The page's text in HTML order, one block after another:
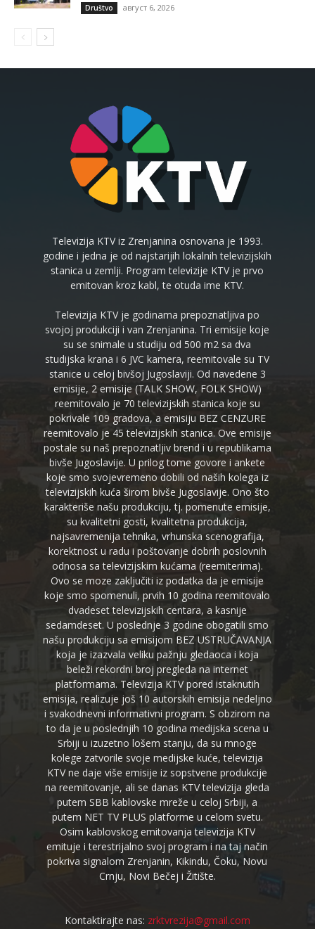
Društvo август 6, 2026
Televizija KTV iz Zrenjanina osnovana je 1993.
godine i jedna je od najstarijih lokalnih televizijskih
stanica u zemlji. Program televizije KTV je prvo
emitovan kroz kabl, te otuda ime KTV.
Televizija KTV je godinama prepoznatljiva po
svojoj produkciji i van Zrenjanina. Tri emisije koje
su se snimale u studiju od 500 m2 sa dva
studijska krana i 6 JVC kamera, reemitovale su TV
stanice u celoj bivšoj Jugoslaviji. Od navedene 3
emisije, 2 emisije (TALK SHOW, FOLK SHOW)
reemitovalo je 70 televizijskih stanica koje su
pokrivale 109 gradova, a emisiju BEZ CENZURE
reemitovalo je 45 televizijskih stanica. Ove emisije
postale su naš prepoznatljiv brend i u republikama
bivše Jugoslavije. U prilog tome govore i ankete
koje smo svojevremeno dobili od naših kolega iz
televizijskih kuća širom bivše Jugoslavije. Ono što
karakteriše našu produkciju, tj. pomenute emisije,
su kvalitetni gosti, kvalitetna produkcija,
najsavremenija tehnika, vrhunska scenografija,
korektnost u radu i poštovanje dobrih poslovnih
odnosa sa televizijskim kućama (reemiterima).
Ovo se moze zaključiti iz podatka da je emisije
koje smo spomenuli, prvih 10 godina reemitovalo
dvadeset televizijskih centara, a kasnije
sedamdeset. U poslednje 3 godine obogatili smo
našu produkciju sa emisijom BEZ USTRUČAVANJA
koja je izazvala veliku pažnju gledaoca i koja
beleži rekordni broj pregleda na internet
platformama. Televizija KTV pored istaknutih
emisija, realizuje još 10 autorskih emisija nedeljno
i svakodnevni informativni program. S obzirom na
to da je u poslednjih 10 godina medijska scena u
Srbiji u izuzetno lošem stanju, da su mnoge
kolege zatvorile svoje medijske kuće, televizija
KTV ne daje više emisije iz sopstvene produkcije
na reemitovanje, ali se danas KTV televizija gleda
putem SBB kablovske mreže u celoj Srbiji, a
putem NET TV PLUS platforme u celom svetu.
Osim kablovskog emitovanja televizija KTV
emituje i terestrijalno svoj program i na taj način
pokriva signalom Zrenjanin, Kikindu, Čoku, Novu
Crnju, Novi Bečej i Žitište.
Kontaktirajte nas: zrktvrezija@gmail.com